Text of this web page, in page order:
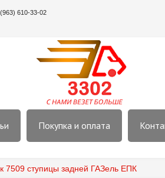
610-33-02
Покупка и оплата
7509 ступицы задней ГАЗель ЕПК